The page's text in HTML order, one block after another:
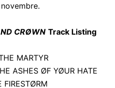
CRØWN Track Listing
MARTYR
ASHES ØF YØUR HATE
FIRESTØRM